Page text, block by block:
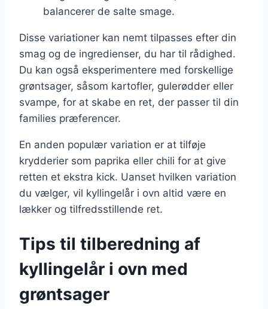
balancerer de salte smage.
Disse variationer kan nemt tilpasses efter din
smag og de ingredienser, du har til rådighed.
Du kan også eksperimentere med forskellige
grøntsager, såsom kartofler, gulerødder eller
svampe, for at skabe en ret, der passer til din
families præferencer.
En anden populær variation er at tilføje
krydderier som paprika eller chili for at give
retten et ekstra kick. Uanset hvilken variation
du vælger, vil kyllingelår i ovn altid være en
lækker og tilfredsstillende ret.
Tips til tilberedning af
kyllingelår i ovn med
grøntsager